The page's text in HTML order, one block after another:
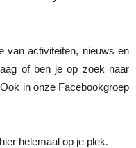
van activiteiten, nieuws en
of ben je op zoek naar
in onze Facebookgroep
helemaal op je plek.